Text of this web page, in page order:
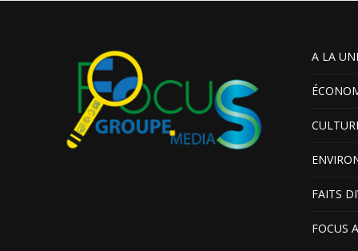
A LA
FAITS
FOCUS